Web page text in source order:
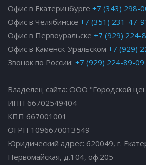
Офис в Екатеринбурге +7 (343) 298-
Офис в Челябинске +7 (351) 231-47-
Офис в Первоуральске +7 (929) 224-
Офис в Каменск-Уральском +7 (929)
Звонок по России: +7 (929) 224-89-09
Владелец сайта: ООО "Городской
ИНН 66702549404
КПП 667001001
ОГРН 1096670013549
Юридический адрес: 620049, г.
Первомайская, д.104, оф.205